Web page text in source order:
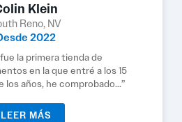
Klein
Reno, NV
2022
la primera tienda de
en la que entré a los 15
los años, he comprobado...”
LEER MÁS